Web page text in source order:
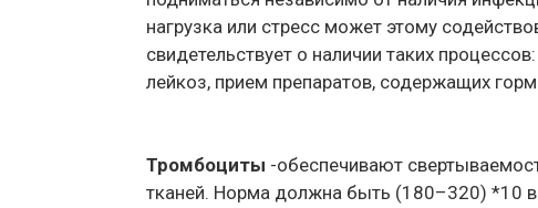
нагрузка или стресс может этому
свидетельствует о наличии таких
лейкоз, прием препаратов, содержащих
Тромбоциты -обеспечивают
тканей. Норма должна быть (180–320) *10 в